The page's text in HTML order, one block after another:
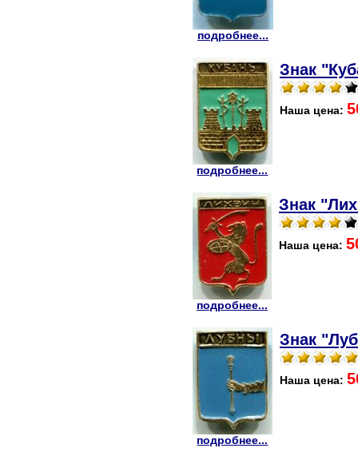
подробнее...
подробнее...
Знак
Наша цена:
подробнее...
Знак
Наша цена:
подробнее...
Знак
Наша цена: